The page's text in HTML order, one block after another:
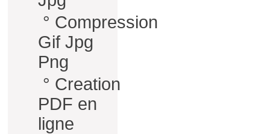
° Compression
Gif Jpg
Png
° Creation
PDF en
ligne